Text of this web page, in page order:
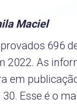
Maciel
696
2022. As
em
30. Esse é o